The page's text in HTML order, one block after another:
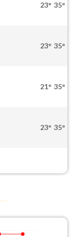
23° 35°
23° 35°
21° 35°
23° 35°